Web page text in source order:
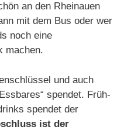
an den Rheinauen
mit dem Bus oder wer
noch eine
machen.
und auch
spendet. Früh-
spendet der
ist der